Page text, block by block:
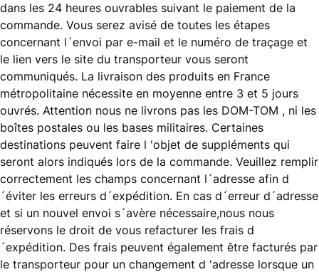
dans les 24 heures ouvrables suivant le paiement de la
commande. Vous serez avisé de toutes les étapes
concernant l´envoi par e-mail et le numéro de traçage et
le lien vers le site du transporteur vous seront
communiqués. La livraison des produits en France
métropolitaine nécessite en moyenne entre 3 et 5 jours
ouvrés. Attention nous ne livrons pas les DOM-TOM , ni les
boîtes postales ou les bases militaires. Certaines
destinations peuvent faire l 'objet de suppléments qui
seront alors indiqués lors de la commande. Veuillez remplir
correctement les champs concernant l´adresse afin d
´éviter les erreurs d´expédition. En cas d´erreur d´adresse
et si un nouvel envoi s´avère nécessaire,nous nous
réservons le droit de vous refacturer les frais d
´expédition. Des frais peuvent également être facturés par
le transporteur pour un changement d 'adresse lorsque un